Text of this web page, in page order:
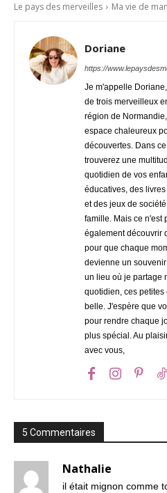
Le pays des merveilles Ma vie de
Doriane
https://
Je m'appelle
de trois merveilleux
région de
espace chaleureux
découvertes. Dans
trouverez une
quotidien de vos
éducatives, des
et des jeux de
famille. Mais ce n'est
également découvrir
pour que chaque
devienne un
un lieu où je partage
quotidien, ces
belle. J'espère que
pour rendre chaque
plus spécial. Au
avec vous,
5 Commentaires
Nathalie
il était mignon comme